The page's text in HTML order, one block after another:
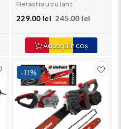
Fierastrau cu lant
229.00 lei 245.00 lei
Adaugă în coș
-11%